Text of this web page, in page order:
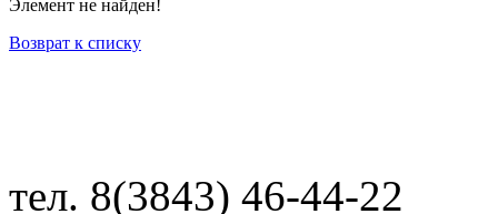
Элемент не найден!
Возврат к списку
тел. 8(3843) 46-44-22